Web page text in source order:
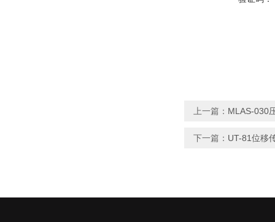
上一篇： MLAS-030
下一篇： UT-81位移